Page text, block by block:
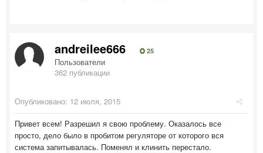
andreilee666 25
Пользователи
362 публикации
Опубликовано: 12 июля, 2015
Привет всем! Разрешил я свою проблему. Оказалось все
просто, дело было в пробитом регуляторе от которого вся
система запитывалась. Поменял и клинить перестало.